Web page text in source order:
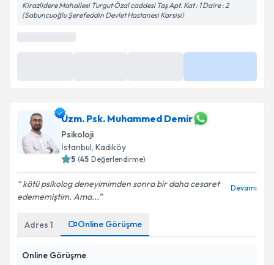
Kirazlidere Mahallesi Turgut Özal caddesi Taş Apt. Kat : 1 Daire : 2
(Sabuncuoğlu Şerefeddin Devlet Hastanesi Karsisi)
Uzm. Psk. Muhammed Demir
Psikoloji
İstanbul,Kadıköy
( Değerlendirme)
kötü psikolog deneyimimden sonra bir daha cesaret
edememiştim. Ama...
Adres 1 Online Görüşme
Online Görüşme